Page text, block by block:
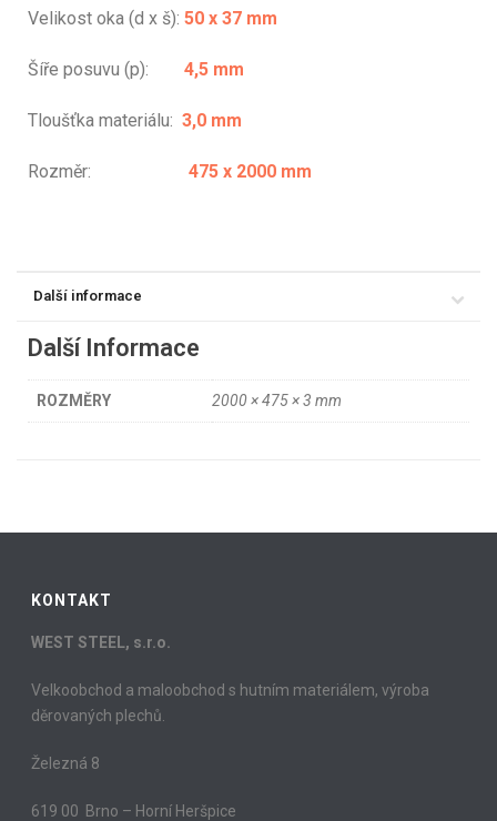
Velikost oka (d x š): 50 x 37 mm
Šíře posuvu (p): 4,5 mm
Tloušťka materiálu: 3,0 mm
Rozměr: 475 x 2000 mm
Další informace
Další Informace
ROZMĚRY 2000 × 475 × 3 mm
KONTAKT
WEST STEEL, s.r.o.
Velkoobchod a maloobchod s hutním materiálem, výroba
děrovaných plechů.
Železná 8
619 00 Brno – Horní Heršpice